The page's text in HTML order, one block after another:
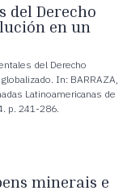
del Derecho
en un
del Derecho
In: BARRAZA,
Latinoamericanas de
p. 241-286.
minerais e